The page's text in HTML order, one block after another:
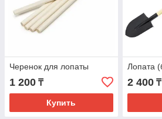
Черенок для лопаты
1 200 ₸
Купить
Лопата
2 400₸